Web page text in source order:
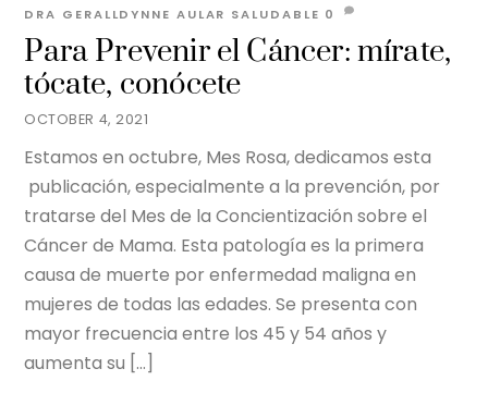
OCTOBER 4, 2021
Para Prevenir el Cáncer: mírate,
tócate, conócete
DRA GERALLDYNNE AULAR SALUDABLE 0
Estamos en octubre, Mes Rosa, dedicamos esta
publicación, especialmente a la prevención, por
tratarse del Mes de la Concientización sobre el
Cáncer de Mama. Esta patología es la primera
causa de muerte por enfermedad maligna en
mujeres de todas las edades. Se presenta con
mayor frecuencia entre los 45 y 54 años y
aumenta su […]